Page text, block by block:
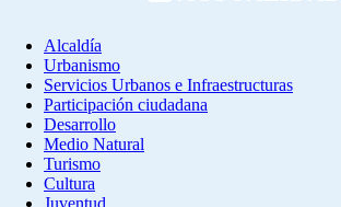
Alcaldía
Urbanismo
Servicios Urbanos e Infraestructuras
Participación ciudadana
Desarrollo
Medio Natural
Turismo
Cultura
Juventud